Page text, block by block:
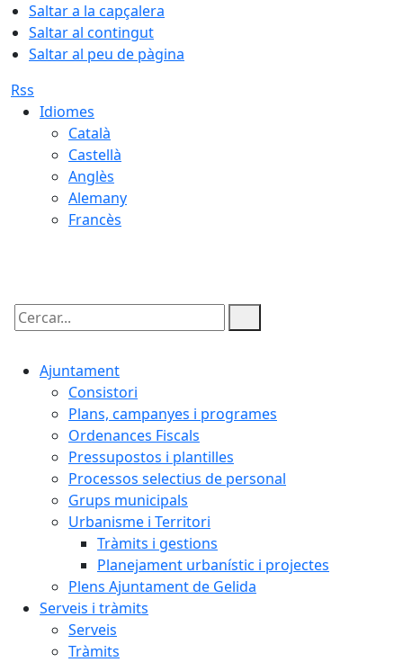
Saltar a la capçalera
Saltar al contingut
Saltar al peu de pàgina
Rss
Idiomes
Català
Castellà
Anglès
Alemany
Francès
Cercar:
Ajuntament
Consistori
Plans, campanyes i programes
Ordenances Fiscals
Pressupostos i plantilles
Processos selectius de personal
Grups municipals
Urbanisme i Territori
Tràmits i gestions
Planejament urbanístic i projectes
Plens Ajuntament de Gelida
Serveis i tràmits
Serveis
Tràmits